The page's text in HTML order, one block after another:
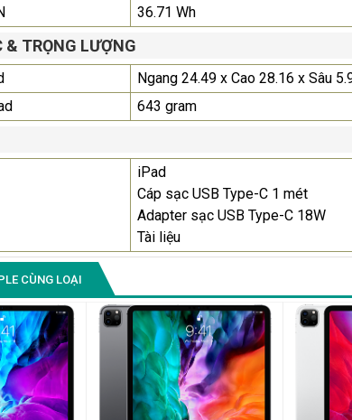
36.71 Wh
& TRỌNG LƯỢNG
Ngang 24.49 x Cao 28.16 x Sâu
643 gram
iPad
Cáp sạc USB Type-C 1 mét
Adapter sạc USB Type-C 18W
Tài liệu
CÙNG LOẠI